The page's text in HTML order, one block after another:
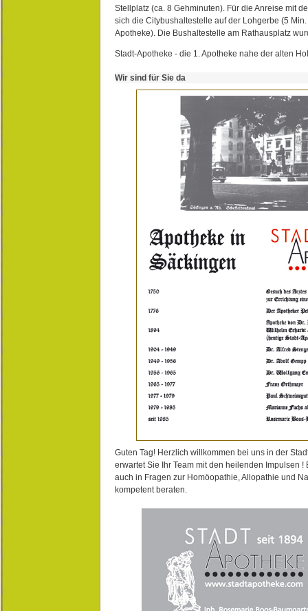
Stellplatz (ca. 8 Gehminuten). Für die Anreise mit
sich die Citybushaltestelle auf der Lohgerbe (5
Apotheke). Die Bushaltestelle am Rathausplatz
Stadt-Apotheke - die 1. Apotheke nahe der alten
Wir sind für Sie da
Guten Tag! Herzlich willkommen bei uns in der
erwartet Sie Ihr Team mit den heilenden Impulsen !
auch in Fragen zur Homöopathie, Allopathie und
kompetent beraten.